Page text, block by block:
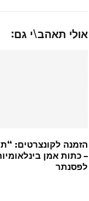
אולי תאהב\י גם:
הזמנה לקונצרטים:
– כתות אמן
לפסנתר